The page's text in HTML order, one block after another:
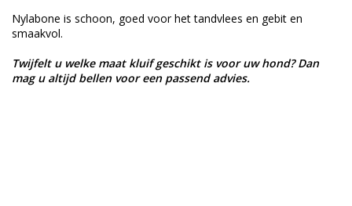
Nylabone is schoon, goed voor het tandvlees en gebit en
smaakvol.
Twijfelt u welke maat kluif geschikt is voor uw hond? Dan
mag u altijd bellen voor een passend advies.